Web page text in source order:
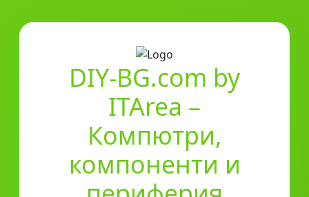
DIY-BG.com by
ITArea –
Компютри,
компоненти и